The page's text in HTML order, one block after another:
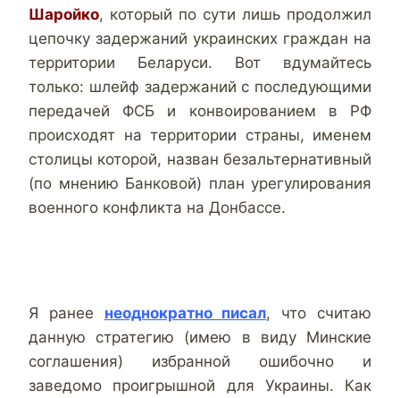
Шаройко, который по сути лишь продолжил
цепочку задержаний украинских граждан на
территории Беларуси. Вот вдумайтесь
только: шлейф задержаний с последующими
передачей ФСБ и конвоированием в РФ
происходят на территории страны, именем
столицы которой, назван безальтернативный
(по мнению Банковой) план урегулирования
военного конфликта на Донбассе.
Я ранее неоднократно писал, что считаю
данную стратегию (имею в виду Минские
соглашения) избранной ошибочно и
заведомо проигрышной для Украины. Как